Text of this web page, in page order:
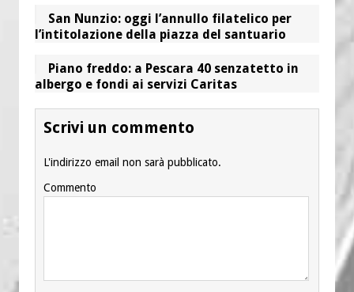
San Nunzio: oggi l’annullo filatelico per
l’intitolazione della piazza del santuario
Piano freddo: a Pescara 40 senzatetto in
albergo e fondi ai servizi Caritas
Scrivi un commento
L'indirizzo email non sarà pubblicato.
Commento